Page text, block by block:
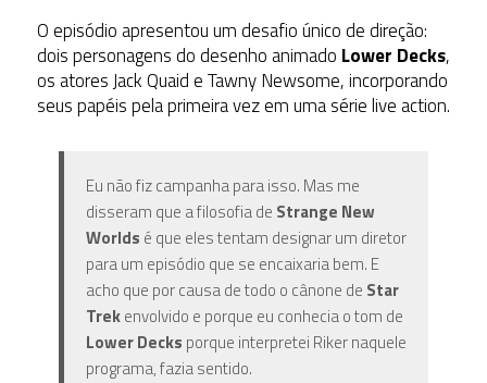
O episódio apresentou um desafio único de direção:
dois personagens do desenho animado Lower Decks,
os atores Jack Quaid e Tawny Newsome, incorporando
seus papéis pela primeira vez em uma série live action.
Eu não fiz campanha para isso. Mas me
disseram que a filosofia de Strange New
Worlds é que eles tentam designar um diretor
para um episódio que se encaixaria bem. E
acho que por causa de todo o cânone de Star
Trekenvolvido e porque eu conhecia o tom de
Lower Decks porque interpretei Riker naquele
programa, fazia sentido.